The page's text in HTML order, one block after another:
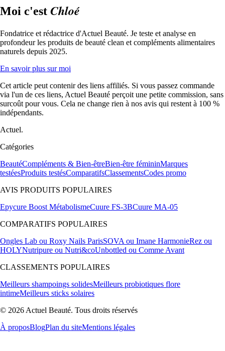
Moi c'est Chloé
Fondatrice et rédactrice d'Actuel Beauté. Je teste et analyse en
profondeur les produits de beauté clean et compléments alimentaires
naturels depuis 2025.
En savoir plus sur moi
Cet article peut contenir des liens affiliés. Si vous passez commande
via l'un de ces liens, Actuel Beauté perçoit une petite commission, sans
surcoût pour vous. Cela ne change rien à nos avis qui restent à 100 %
indépendants.
Actuel.
Catégories
BeautéCompléments & Bien-êtreBien-être fémininMarques
testéesProduits testésComparatifsClassementsCodes promo
AVIS PRODUITS POPULAIRES
Epycure Boost MétabolismeCuure FS-3BCuure MA-05
COMPARATIFS POPULAIRES
Ongles Lab ou Roxy Nails ParisSOVA ou Imane HarmonieRez ou
HOLYNutripure ou Nutri&coUnbottled ou Comme Avant
CLASSEMENTS POPULAIRES
Meilleurs shampoings solidesMeilleurs probiotiques flore
intimeMeilleurs sticks solaires
© 2026 Actuel Beauté. Tous droits réservés
À proposBlogPlan du siteMentions légales